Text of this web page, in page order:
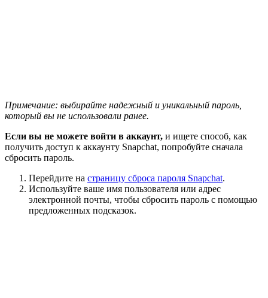
Примечание: выбирайте надежный и уникальный пароль,
который вы не использовали ранее.
Если вы не можете войти в аккаунт, и ищете способ, как
получить доступ к аккаунту Snapchat, попробуйте сначала
сбросить пароль.
Перейдите на страницу сброса пароля Snapchat.
Используйте ваше имя пользователя или адрес
электронной почты, чтобы сбросить пароль с помощью
предложенных подсказок.